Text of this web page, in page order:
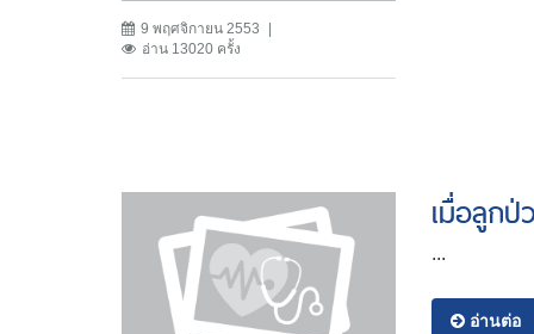
9 พฤศจิกายน 2553
อ่าน 13020 ครั้ง
เมื่อลูก
...
อ่านต่อ